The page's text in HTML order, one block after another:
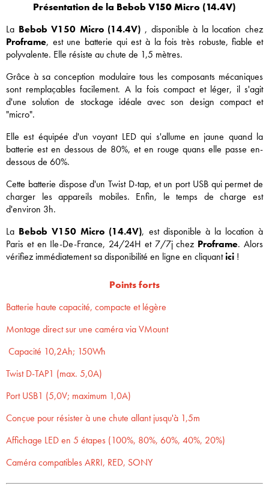
Présentation de la Bebob V150 Micro (14.4V)
La Bebob V150 Micro (14.4V) , disponible à la location chez
Proframe, est une batterie qui est à la fois très robuste, fiable et
polyvalente. Elle résiste au chute de 1,5 mètres.
Grâce à sa conception modulaire tous les composants mécaniques
sont remplaçables facilement. A la fois compact et léger, il s'agit
d'une solution de stockage idéale avec son design compact et
"micro".
Elle est équipée d'un voyant LED qui s'allume en jaune quand la
batterie est en dessous de 80%, et en rouge quans elle passe en-
dessous de 60%.
Cette batterie dispose d'un Twist D-tap, et un port USB qui permet de
charger les appareils mobiles. Enfin, le temps de charge est
d'environ 3h.
La Bebob V150 Micro (14.4V), est disponible à la location à
Paris et en Ile-De-France, 24/24H et 7/7j chez Proframe. Alors
vérifiez immédiatement sa disponibilité en ligne en cliquantici !
Points forts
Batterie haute capacité, compacte et légère
Montage direct sur une caméra via VMount
Capacité 10,2Ah; 150Wh
Twist D-TAP1 (max. 5,0A)
Port USB1 (5,0V; maximum 1,0A)
Conçue pour résister à une chute allant jusqu'à 1,5m
Affichage LED en 5 étapes (100%, 80%, 60%, 40%, 20%)
Caméra compatibles ARRI, RED, SONY